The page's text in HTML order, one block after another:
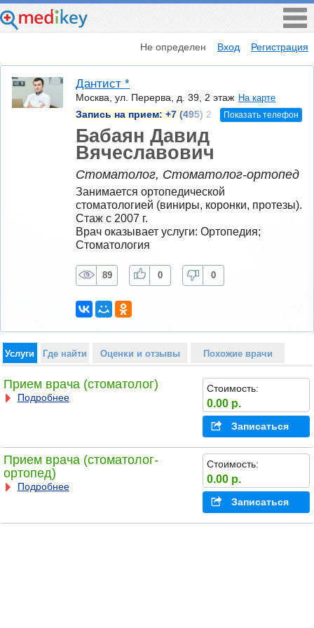
Не определен Вход Регистрация
Дантист *
Москва, ул. Перерва, д. 39, 2 этаж На карте
Запись на прием: +7 (495) 2 Показать телефон
Бабаян Давид
Вячеславович
Стоматолог, Стоматолог-ортопед
Занимается ортопедической
стоматологией (виниры, коронки, протезы).
Стаж с 2007 г.
Врач оказывает услуги: Ортопедия;
Стоматология
89 0 0
Услуги Где найти Оценки и отзывы Похожие врачи
Прием врача (стоматолог)
Подробнее
Стоимость:
0.00 р.
Записаться
Прием врача (стоматолог-
ортопед)
Подробнее
Стоимость:
0.00 р.
Записаться